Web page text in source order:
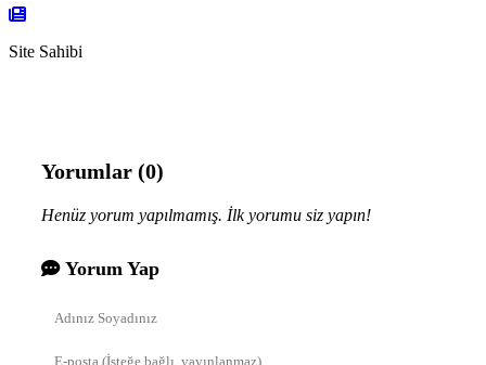
Site Sahibi
Yorumlar (0)
Henüz yorum yapılmamış. İlk yorumu siz yapın!
Yorum Yap